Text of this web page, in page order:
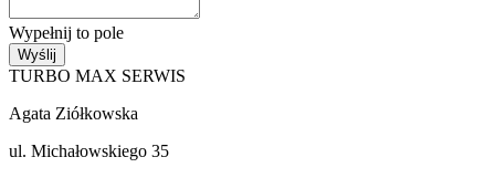
Wypełnij to pole
Wyślij
TURBO MAX SERWIS
Agata Ziółkowska
ul. Michałowskiego 35